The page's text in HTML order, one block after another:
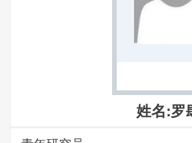
姓名:罗